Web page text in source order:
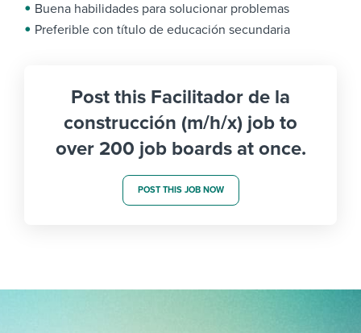
Buena habilidades para solucionar problemas
Preferible con título de educación secundaria
Post this Facilitador de la
construcción (m/h/x) job to
over 200 job boards at once.
POST THIS JOB NOW